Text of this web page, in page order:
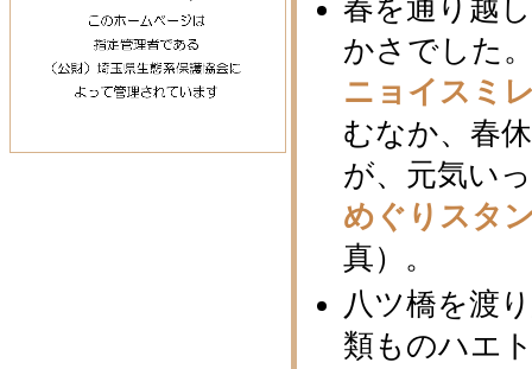
春を通り越
かさでした
ニョイスミ
むなか、春
が、元気い
めぐりスタ
真）。
八ツ橋を渡
類ものハエ